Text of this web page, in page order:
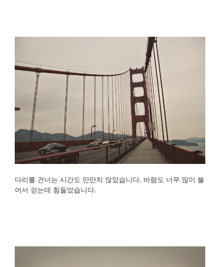
다리를 건너는 시간도 만만치 않았습니다. 바람도 너무 많이 불
어서 걷는데 힘들었습니다.